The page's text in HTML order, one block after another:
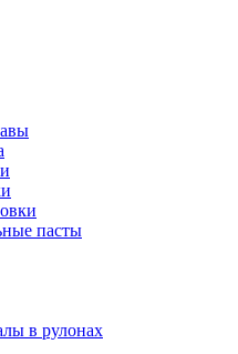
пасты
в рулонах